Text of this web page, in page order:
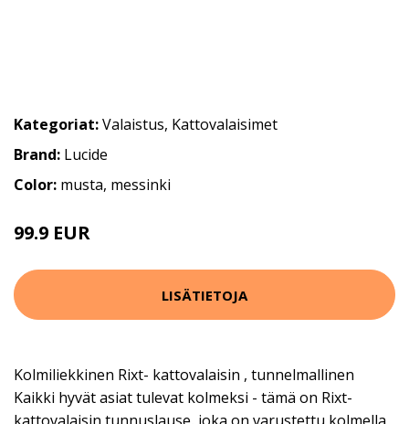
Kategoriat:Valaistus, Kattovalaisimet
Brand: Lucide
Color: musta, messinki
99.9 EUR
LISÄTIETOJA
Kolmiliekkinen Rixt- kattovalaisin , tunnelmallinen
Kaikki hyvät asiat tulevat kolmeksi - tämä on Rixt-